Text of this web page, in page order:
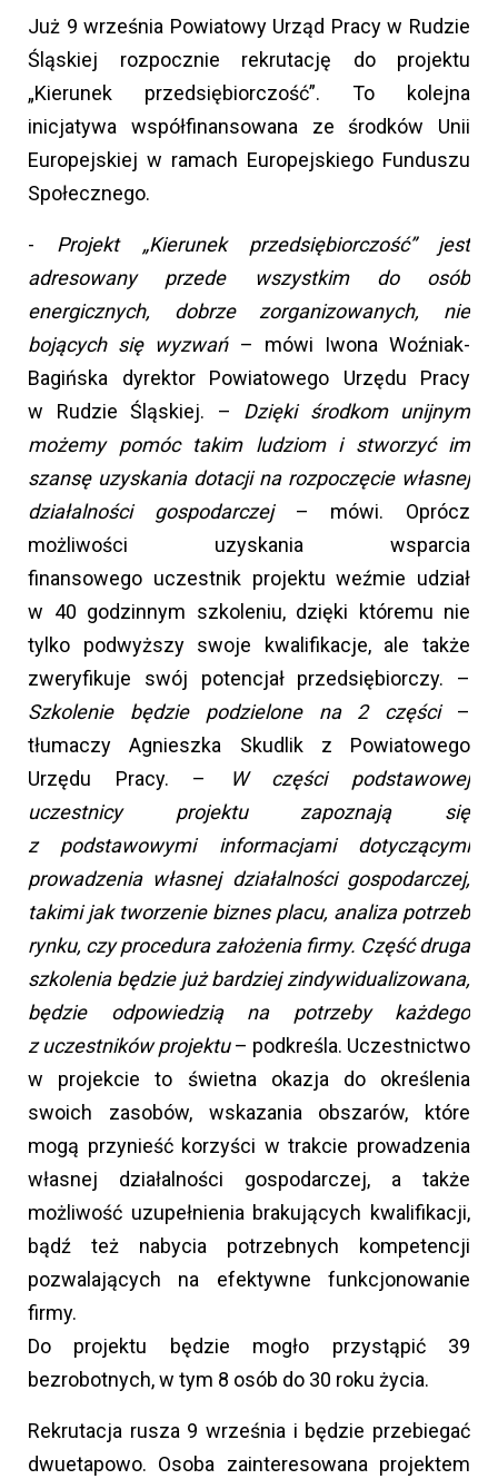
Już 9 września Powiatowy Urząd Pracy w Rudzie
Śląskiej rozpocznie rekrutację do projektu
„Kierunek przedsiębiorczość”. To kolejna
inicjatywa współfinansowana ze środków Unii
Europejskiej w ramach Europejskiego Funduszu
Społecznego.
- Projekt „Kierunek przedsiębiorczość” jest
adresowany przede wszystkim do osób
energicznych, dobrze zorganizowanych, nie
bojących się wyzwań– mówi Iwona Woźniak-
Bagińska dyrektor Powiatowego Urzędu Pracy
w Rudzie Śląskiej. – Dzięki środkom unijnym
możemy pomóc takim ludziom i stworzyć im
szansę uzyskania dotacji na rozpoczęcie własnej
działalności gospodarczej– mówi. Oprócz
możliwości uzyskania wsparcia
finansowego uczestnik projektu weźmie udział
w 40 godzinnym szkoleniu, dzięki któremu nie
tylko podwyższy swoje kwalifikacje, ale także
zweryfikuje swój potencjał przedsiębiorczy. –
Szkolenie będzie podzielone na 2 części–
tłumaczy Agnieszka Skudlik z Powiatowego
Urzędu Pracy. –
W części podstawowej
uczestnicy projektu zapoznają się
z podstawowymi informacjami dotyczącymi
prowadzenia własnej działalności gospodarczej,
takimi jak tworzenie biznes placu, analiza potrzeb
rynku, czy procedura założenia firmy. Część druga
szkolenia będzie już bardziej zindywidualizowana,
będzie odpowiedzią na potrzeby każdego
z uczestników projektu– podkreśla. Uczestnictwo
w projekcie to świetna okazja do określenia
swoich zasobów, wskazania obszarów, które
mogą przynieść korzyści w trakcie prowadzenia
własnej działalności gospodarczej, a także
możliwość uzupełnienia brakujących kwalifikacji,
bądź też nabycia potrzebnych kompetencji
pozwalających na efektywne funkcjonowanie
firmy.
Do projektu będzie mogło przystąpić 39
bezrobotnych, w tym 8 osób do 30 roku życia.
Rekrutacja rusza 9 września i będzie przebiegać
dwuetapowo. Osoba zainteresowana projektem